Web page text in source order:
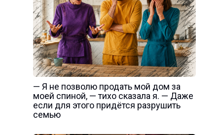
— Я не позволю продать мой дом за
моей спиной, — тихо сказала я. — Даже
если для этого придётся разрушить
семью